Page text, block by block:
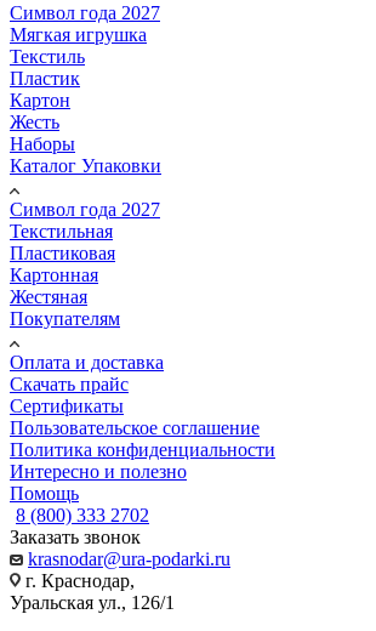
Символ года 2027
Мягкая игрушка
Текстиль
Пластик
Картон
Жесть
Наборы
Каталог Упаковки
Символ года 2027
Текстильная
Пластиковая
Картонная
Жестяная
Покупателям
Оплата и доставка
Скачать прайс
Сертификаты
Пользовательское соглашение
Политика конфиденциальности
Интересно и полезно
Помощь
8 (800) 333 2702
Заказать звонок
krasnodar@ura-podarki.ru
г. Краснодар,
Уральская ул., 126/1